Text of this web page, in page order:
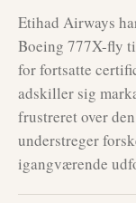
Etihad Airways
Boeing 777X-fly
for fortsatte
adskiller sig
frustreret over
understreger
igangværende